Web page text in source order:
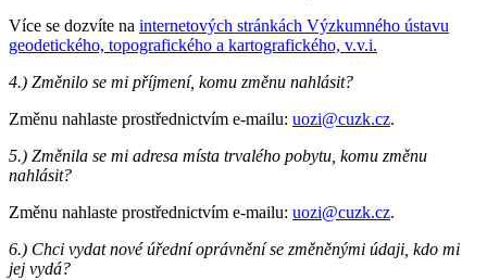
Více se dozvíte na internetových stránkách Výzkumného ústavu
geodetického, topografického a kartografického, v.v.i.
4.) Změnilo se mi příjmení, komu změnu nahlásit?
Změnu nahlaste prostřednictvím e-mailu: uozi@cuzk.cz.
5.) Změnila se mi adresa místa trvalého pobytu, komu změnu
nahlásit?
Změnu nahlaste prostřednictvím e-mailu: uozi@cuzk.cz.
6.) Chci vydat nové úřední oprávnění se změněnými údaji, kdo mi
jej vydá?